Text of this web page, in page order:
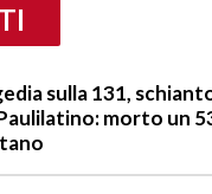
sulla 131,
morto un